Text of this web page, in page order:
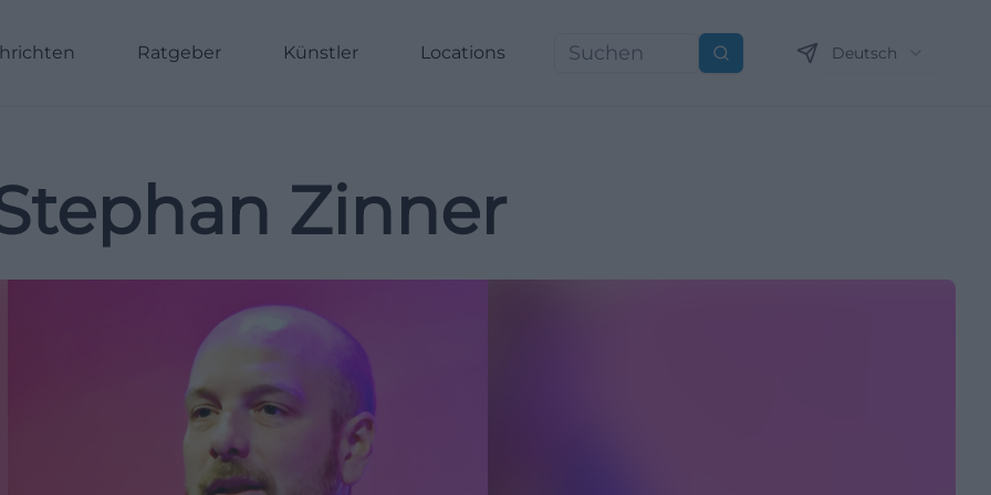
Ratgeber Künstler Locations Suchen Deutsch
Zinner